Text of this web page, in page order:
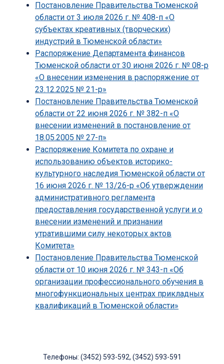
Постановление Правительства Тюменской
области от 3 июля 2026 г. № 408-п «О
субъектах креативных (творческих)
индустрий в Тюменской области»
Распоряжение Департамента финансов
Тюменской области от 30 июня 2026 г. № 08-р
«О внесении изменения в распоряжение от
23.12.2025 № 21-р»
Постановление Правительства Тюменской
области от 22 июня 2026 г. № 382-п «О
внесении изменений в постановление от
18.05.2005 № 27-п»
Распоряжение Комитета по охране и
использованию объектов историко-
культурного наследия Тюменской области от
16 июня 2026 г. № 13/26-р «Об утверждении
административного регламента
предоставления государственной услуги и о
внесении изменений и признании
утратившими силу некоторых актов
Комитета»
Постановление Правительства Тюменской
области от 10 июня 2026 г. № 343-п «Об
организации профессионального обучения в
многофункциональных центрах прикладных
квалификаций в Тюменской области»
Телефоны: (3452) 593-592, (3452) 593-591